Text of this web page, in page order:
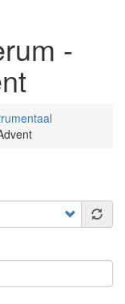
-